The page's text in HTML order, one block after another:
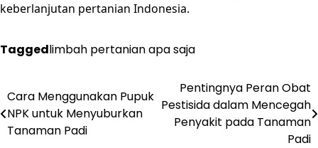
keberlanjutan pertanian Indonesia.
Taggedlimbah pertanian apa saja
Post
navigation
Cara Menggunakan Pupuk
NPK untuk Menyuburkan
Tanaman Padi
Pentingnya Peran Obat
Pestisida dalam Mencegah
Penyakit pada Tanaman
Padi